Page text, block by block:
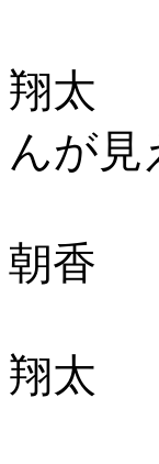
翔太
んが見
朝香
翔太